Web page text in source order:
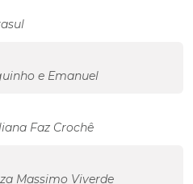
e Emanuel
Faz Crochê
Massimo Viverde